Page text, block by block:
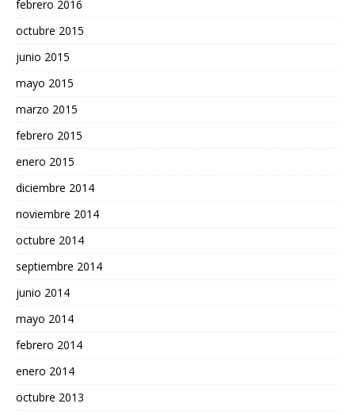
febrero 2016
octubre 2015
junio 2015
mayo 2015
marzo 2015
febrero 2015
enero 2015
diciembre 2014
noviembre 2014
octubre 2014
septiembre 2014
junio 2014
mayo 2014
febrero 2014
enero 2014
octubre 2013